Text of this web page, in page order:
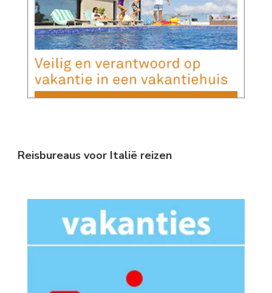
Reisbureaus voor Italië reizen